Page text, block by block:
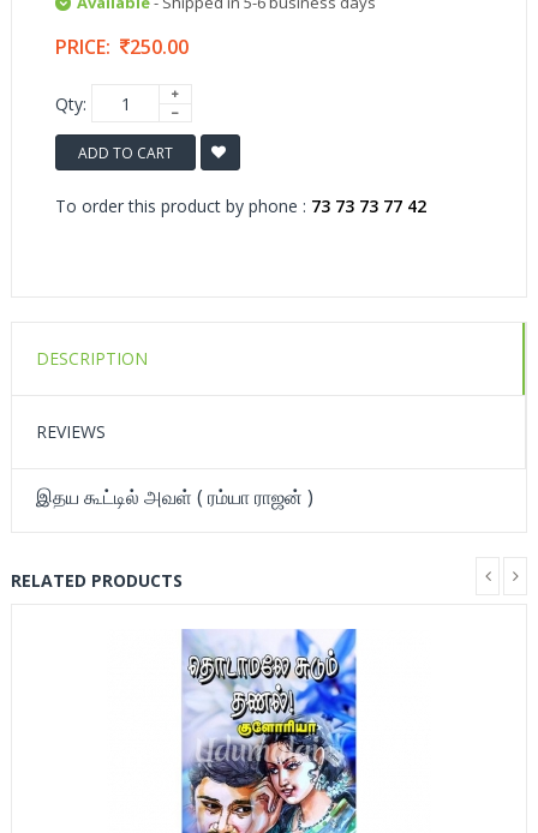
PRICE: 250.00
Qty:
ADD TO CART
To order this product by phone : 73 73 73 77 42
DESCRIPTION
REVIEWS
இதய கூட்டில் அவள் ( ரம்யா ராஜன் )
RELATED PRODUCTS